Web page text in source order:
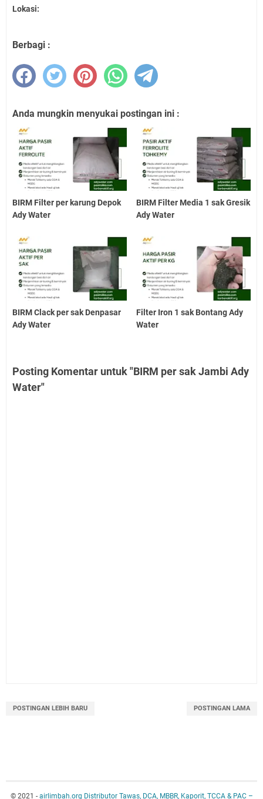
Lokasi:
Berbagi :
Anda mungkin menyukai postingan ini :
BIRM Filter per karung Depok
Ady Water
BIRM Filter Media 1 sak Gresik
Ady Water
BIRM Clack per sak Denpasar
Ady Water
Filter Iron 1 sak Bontang Ady
Water
Posting Komentar untuk "BIRM per sak Jambi Ady
Water"
POSTINGAN LEBIH BARU POSTINGAN LAMA
© 2021 - airlimbah.org Distributor Tawas, DCA, MBBR, Kaporit, TCCA & PAC –